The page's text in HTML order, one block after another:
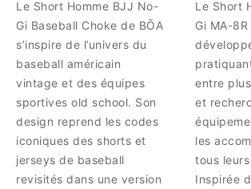
Le Short Homme BJJ No-
Gi Baseball Choke de BŌA
s’inspire de l’univers du
baseball américain
vintage et des équipes
sportives old school. Son
design reprend les codes
iconiques des shorts et
jerseys de baseball
revisités dans une version
Le Short
Gi MA-
entre
et
les
tous
Inspirée